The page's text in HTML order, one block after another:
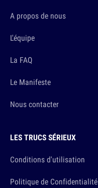
A propos de nous
L'équipe
La FAQ
Le Manifeste
Nous contacter
LES TRUCS SÉRIEUX
Conditions d'utilisation
Politique de Confidentialité